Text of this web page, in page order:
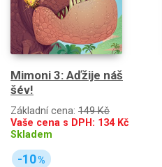
Mimoni 3: Aďžije náš
šév!
Základní cena: 149 Kč
Vaše cena s DPH: 134Kč
Skladem
-10%